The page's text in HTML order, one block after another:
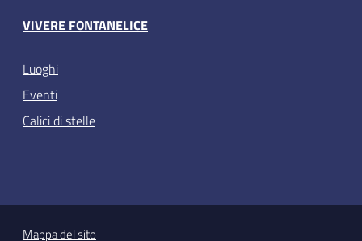
VIVERE FONTANELICE
Luoghi
Eventi
Calici di stelle
Mappa del sito